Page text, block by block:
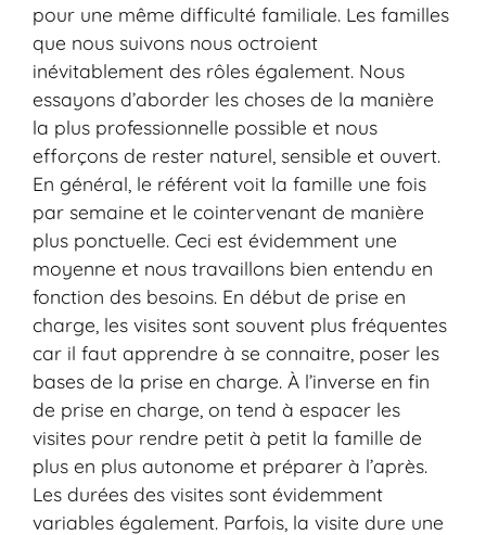
pour une même difficulté familiale. Les familles
que nous suivons nous octroient
inévitablement des rôles également. Nous
essayons d’aborder les choses de la manière
la plus professionnelle possible et nous
efforçons de rester naturel, sensible et ouvert.
En général, le référent voit la famille une fois
par semaine et le cointervenant de manière
plus ponctuelle. Ceci est évidemment une
moyenne et nous travaillons bien entendu en
fonction des besoins. En début de prise en
charge, les visites sont souvent plus fréquentes
car il faut apprendre à se connaitre, poser les
bases de la prise en charge. À l’inverse en fin
de prise en charge, on tend à espacer les
visites pour rendre petit à petit la famille de
plus en plus autonome et préparer à l’après.
Les durées des visites sont évidemment
variables également. Parfois, la visite dure une